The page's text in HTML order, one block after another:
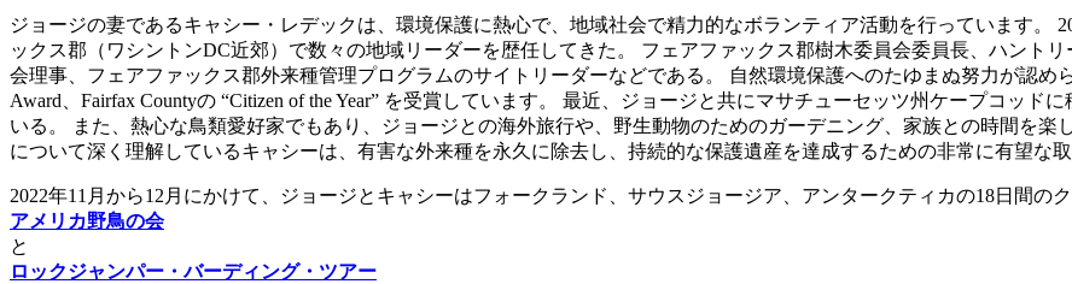
ジョージの妻であるキャシー・レデックは、環境保護に熱心で、地域社会で精力的なボランティア活動を行っています。
ックス郡（ワシントンDC近郊）で数々の地域リーダーを歴任してきた。 フェアファックス郡樹木委員会委員長、ハント
会理事、フェアファックス郡外来種管理プログラムのサイトリーダーなどである。 自然環境保護へのたゆまぬ努力が認めら
Award、Fairfax Countyの “Citizen of the Year” を受賞しています。 最近、ジョージと共にマサチューセッツ州ケープコッ
いる。 また、熱心な鳥類愛好家でもあり、ジョージとの海外旅行や、野生動物のためのガーデニング、家族との時間を
について深く理解しているキャシーは、有害な外来種を永久に除去し、持続的な保護遺産を達成するための非常に有望な
2022年11月から12月にかけて、ジョージとキャシーはフォークランド、サウスジョージア、アンタークティカの18日間の
アメリカ野鳥の会
と
ロックジャンパー・バーディング・ツアー